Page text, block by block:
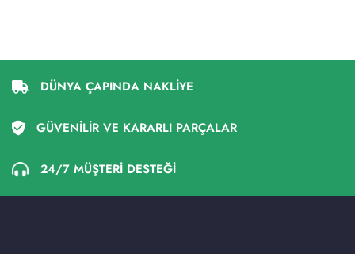
DÜNYA ÇAPINDA NAKLİYE
GÜVENİLİR VE KARARLI PARÇALAR
24/7 MÜŞTERİ DESTEĞİ